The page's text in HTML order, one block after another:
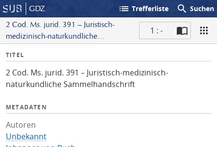
GDZ list Trefferliste search Suchen
2 Cod. Ms. jurid. 391 – Juristisch-
medizinisch-naturkundliche
1 : -
I
f
o
TITEL
2 Cod. Ms. jurid. 391 – Juristisch-medizinisch-
naturkundliche Sammelhandschrift
METADATEN
Autoren
Unbekannt